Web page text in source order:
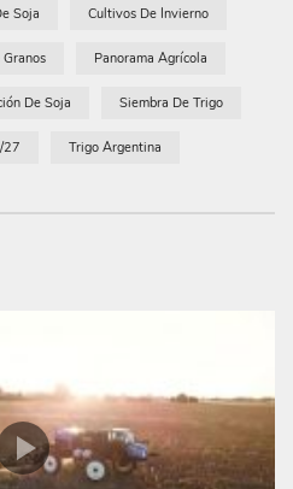
Soja Cultivos De Invierno
Granos Panorama Agrícola
De Soja Siembra De Trigo
27 Trigo Argentina